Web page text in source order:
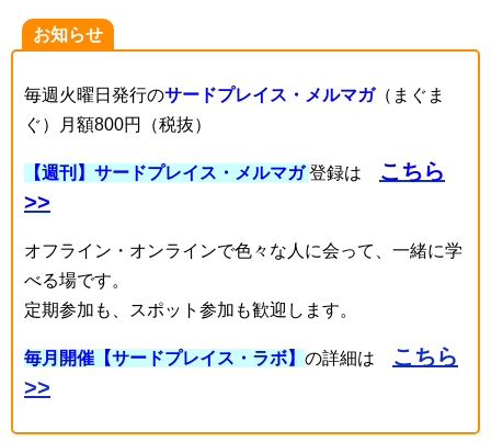
お知らせ
毎週火曜日発行のサードプレイス・メルマガ（まぐま
ぐ）月額800円（税抜）
【週刊】サードプレイス・メルマガ 登録は
こちら
>>
オフライン・オンラインで色々な人に会って、一緒に学
べる場です。
定期参加も、スポット参加も歓迎します。
毎月開催【サードプレイス・ラボ】 の詳細は
こちら
>>